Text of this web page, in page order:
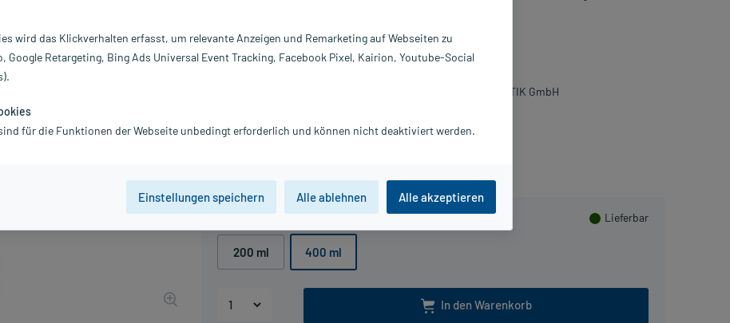
24,40 € UVP30,50 € 244PlusHerzen sammeln
Packungseinheit Lieferbar
200 ml 400 ml
In den Warenkorb
Darreichung:
Shampoo
Inhalt:
400 ml
PIERRE FABRE DERMO KOSMETIK GmbH
wird das Klickverhalten erfasst, um relevante Anzeigen und Remarketing auf Webseiten zu
Google Retargeting, Bing Ads Universal Event Tracking, Facebook Pixel, Kairion, Youtube-Social
für die Funktionen der Webseite unbedingt erforderlich und können nicht deaktiviert werden.
Einstellungen speichern Alle ablehnen Alle akzeptieren